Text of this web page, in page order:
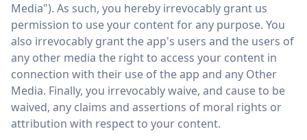
Media"). As such, you hereby irrevocably grant us
permission to use your content for any purpose. You
also irrevocably grant the app's users and the users of
any other media the right to access your content in
connection with their use of the app and any Other
Media. Finally, you irrevocably waive, and cause to be
waived, any claims and assertions of moral rights or
attribution with respect to your content.